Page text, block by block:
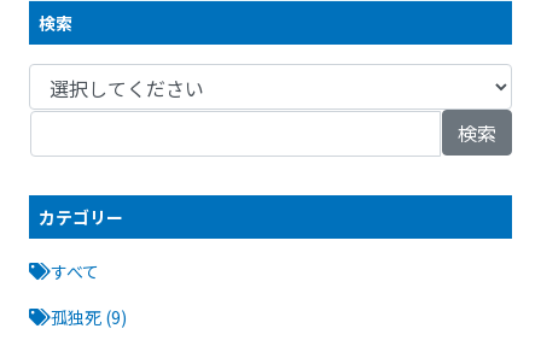
ン、コーティングを実施しました。室内の他のCF、クロスも全て剥
がします。業務用オゾン脱臭機を使用します。リフォーム工事は外
注になりますが、完全消臭施工の完了です。マンション管理会社様
から、この後すぐに新しい入居者様が決まりお喜びの声をいただき
ました。
検索
検索
カテゴリー
すべて
孤独死 (9)